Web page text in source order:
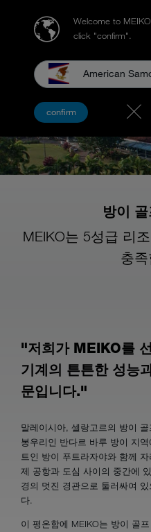
Welcome to
click "confirm".
American
confirm
방이
MEIKO는 5성급 리
충
"저희가 MEIKO를
기계의 튼튼한 성능
문입니다."
말레이시아, 셀랑고르의 방이
봉우리인 반다르 바루 방이 지
트인 방이 푸트라자야와 함께
제 공항과 도심 사이의 중간에
경의 멋진 경관으로 둘러싸여
다.
이 평온함에 MEIKO는 방이 골